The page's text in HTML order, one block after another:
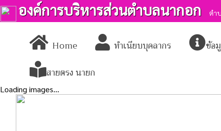
องค์การบริหารส่วนตำบลนากอก ตำ
Home ทำเนียบบุคลากร
ข้อ
สายตรง นายก
Loading images...